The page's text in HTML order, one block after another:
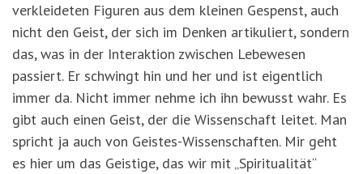
verkleideten Figuren aus dem kleinen Gespenst, auch
nicht den Geist, der sich im Denken artikuliert, sondern
das, was in der Interaktion zwischen Lebewesen
passiert. Er schwingt hin und her und ist eigentlich
immer da. Nicht immer nehme ich ihn bewusst wahr. Es
gibt auch einen Geist, der die Wissenschaft leitet. Man
spricht ja auch von Geistes-Wissenschaften. Mir geht
es hier um das Geistige, das wir mit „Spiritualität“